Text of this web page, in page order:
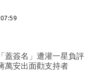
蓋簽名」遭灌一星負評
萬安出面勸支持者